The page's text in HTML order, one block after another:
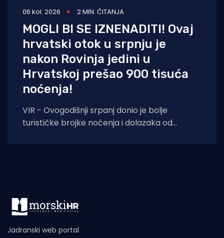
06 kol. 2026 2 MIN. ČITANJA
MOGLI BI SE IZNENADITI! Ovaj
hrvatski otok u srpnju je
nakon Rovinja jedini u
Hrvatskoj prešao 900 tisuća
noćenja!
VIR - Ovogodišnji srpanj donio je bolje
turističke brojke noćenja i dolazaka od
Jadranski web portal